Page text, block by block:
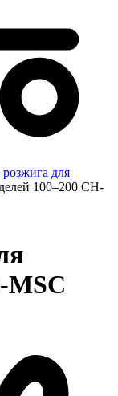
для
100–200 CH-
MSC